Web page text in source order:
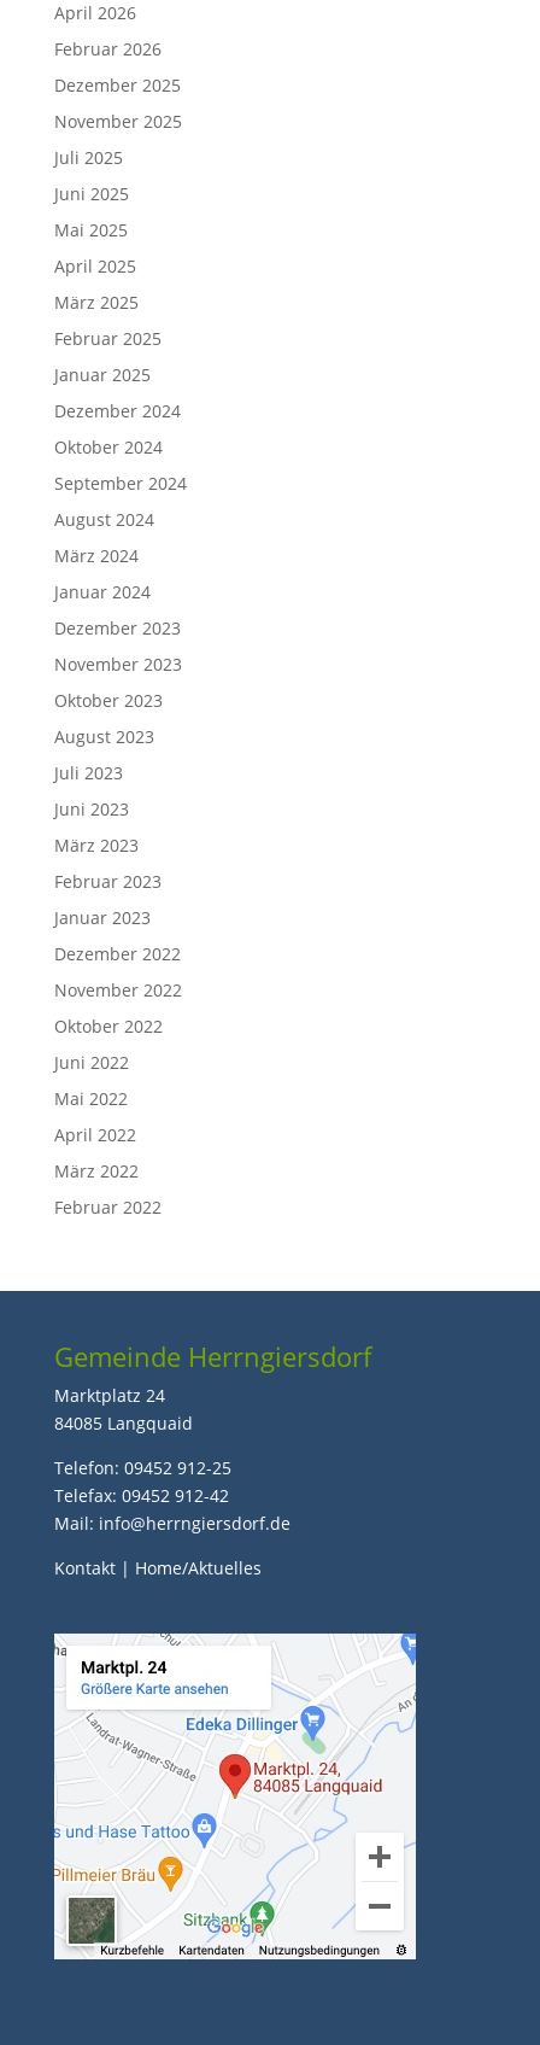
April 2026
Februar 2026
Dezember 2025
November 2025
Juli 2025
Juni 2025
Mai 2025
April 2025
März 2025
Februar 2025
Januar 2025
Dezember 2024
Oktober 2024
September 2024
August 2024
März 2024
Januar 2024
Dezember 2023
November 2023
Oktober 2023
August 2023
Juli 2023
Juni 2023
März 2023
Februar 2023
Januar 2023
Dezember 2022
November 2022
Oktober 2022
Juni 2022
Mai 2022
April 2022
März 2022
Februar 2022
Gemeinde Herrngiersdorf
Marktplatz 24
84085 Langquaid
Telefon: 09452 912-25
Telefax: 09452 912-42
Mail: info@herrngiersdorf.de
Kontakt| Home/Aktuelles